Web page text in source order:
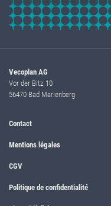
Vecoplan AG
Vor der Bitz 10
56470 Bad Marienberg
Contact
Mentions légales
CGV
Politique de confidentialité